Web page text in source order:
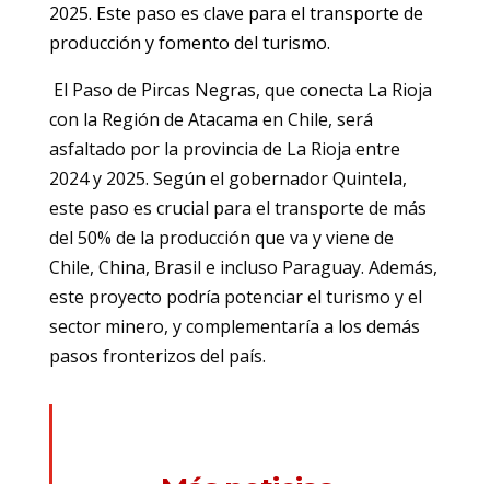
2025. Este paso es clave para el transporte de
producción y fomento del turismo.
El Paso de Pircas Negras, que conecta La Rioja
con la Región de Atacama en Chile, será
asfaltado por la provincia de La Rioja entre
2024 y 2025. Según el gobernador Quintela,
este paso es crucial para el transporte de más
del 50% de la producción que va y viene de
Chile, China, Brasil e incluso Paraguay. Además,
este proyecto podría potenciar el turismo y el
sector minero, y complementaría a los demás
pasos fronterizos del país.